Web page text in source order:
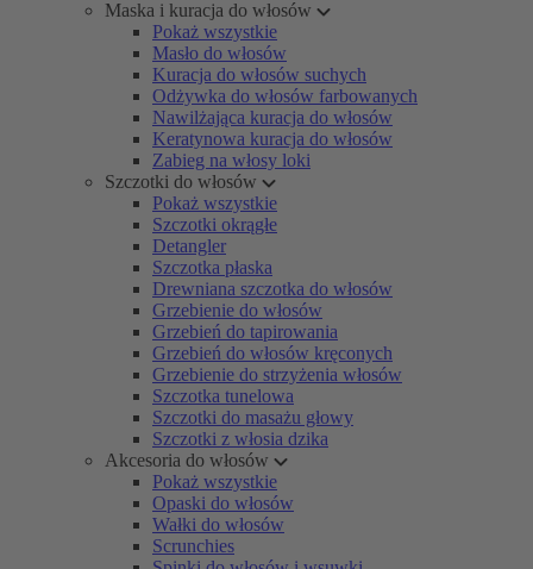
Maska i kuracja do włosów
Pokaż wszystkie
Masło do włosów
Kuracja do włosów suchych
Odżywka do włosów farbowanych
Nawilżająca kuracja do włosów
Keratynowa kuracja do włosów
Zabieg na włosy loki
Szczotki do włosów
Pokaż wszystkie
Szczotki okrągłe
Detangler
Szczotka płaska
Drewniana szczotka do włosów
Grzebienie do włosów
Grzebień do tapirowania
Grzebień do włosów kręconych
Grzebienie do strzyżenia włosów
Szczotka tunelowa
Szczotki do masażu głowy
Szczotki z włosia dzika
Akcesoria do włosów
Pokaż wszystkie
Opaski do włosów
Wałki do włosów
Scrunchies